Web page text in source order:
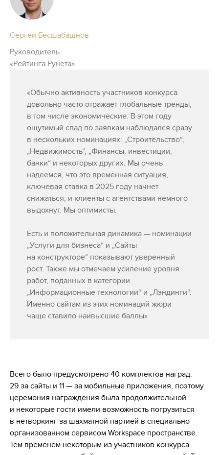
Сергей Бесшабашнов
Руководитель
«Рейтинга Рунета»
«Обычно активность участников конкурса
довольно часто отражает глобальные тренды,
в том числе экономические. В этом году
ощутимый спад по заявкам наблюдался сразу
в нескольких номинациях: „Строительство“,
„Недвижимость“, „Финансы, инвестиции,
банки“ и некоторых других. Мы очень
надеемся, что это временная ситуация,
ключевая ставка в 2025 году начнет
снижаться, и клиенты с агентствами немного
выдохнут. Мы оптимисты.
Есть и положительная динамика — номинации
„Услуги для бизнеса“ и „Сайты
на конструкторе“ показывают уверенный
рост. Также мы отмечаем усиление уровня
работ, поданных в категории
„Информационные технологии“ и „Лэндинги“.
Именно сайтам из этих номинаций жюри
чаще ставило наивысшие баллы»
Всего было предусмотрено 40 комплектов наград:
29 за сайты и 11 — за мобильные приложения, поэтому
церемония награждения была продолжительной
и некоторые гости имели возможность погрузиться
в нетворкинг за шахматной партией в специально
организованном сервисом Workspace пространстве.
Тем временем некоторым из участников конкурса